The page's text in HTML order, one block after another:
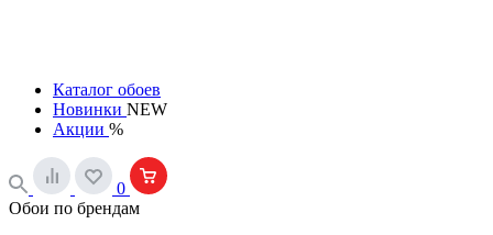
Каталог обоев
Новинки NEW
Акции %
0
Обои по брендам